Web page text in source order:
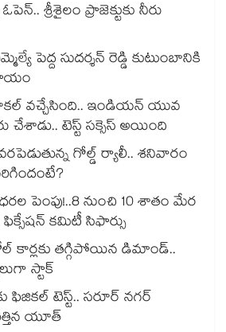
శ్రీశైలం ప్రాజెక్టుకు నీరు
పెద్ద సుదర్శన్ రెడ్డి కుటుంబానికి
సాయం
వచ్చేసింది.. ఇండియన్ యువ
చేశాడు.. టెస్ట్ సక్సెస్ అయింది
గోల్డ్ ర్యాలీ.. శనివారం
పెంపు!..8 నుంచి 10 శాతం మేర
ఫిక్సేష‌‌న్ క‌‌మిటీ సిఫార్సు
కార్లకు తగ్గిపోయిన డిమాండ్..
స్టాక్
టెస్ట్.. సరూర్ నగర్
యూత్